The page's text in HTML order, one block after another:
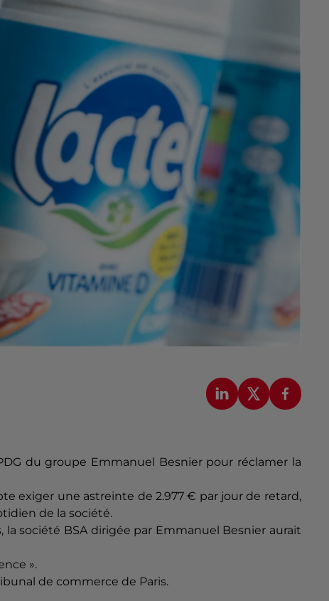
du groupe Emmanuel Besnier pour réclamer la
exiger une astreinte de 2.977 € par jour de retard,
de la société.
société BSA dirigée par Emmanuel Besnier aurait
».
de commerce de Paris.